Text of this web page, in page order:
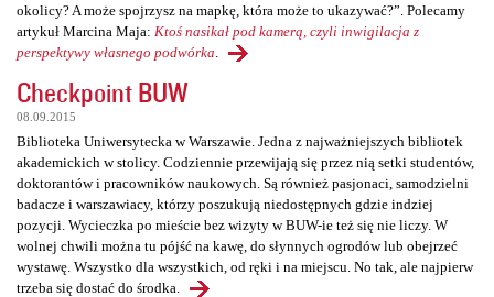
okolicy? A może spojrzysz na mapkę, która może to ukazywać?”. Polecamy
artykuł Marcina Maja: Ktoś nasikał pod kamerą, czyli inwigilacja z
perspektywy własnego podwórka
Checkpoint BUW
08.09.2015
Biblioteka Uniwersytecka w Warszawie. Jedna z najważniejszych bibliotek
akademickich w stolicy. Codziennie przewijają się przez nią setki studentów,
doktorantów i pracowników naukowych. Są również pasjonaci, samodzielni
badacze i warszawiacy, którzy poszukują niedostępnych gdzie indziej
pozycji. Wycieczka po mieście bez wizyty w BUW-ie też się nie liczy. W
wolnej chwili można tu pójść na kawę, do słynnych ogrodów lub obejrzeć
wystawę. Wszystko dla wszystkich, od ręki i na miejscu. No tak, ale najpierw
trzeba się dostać do środka.